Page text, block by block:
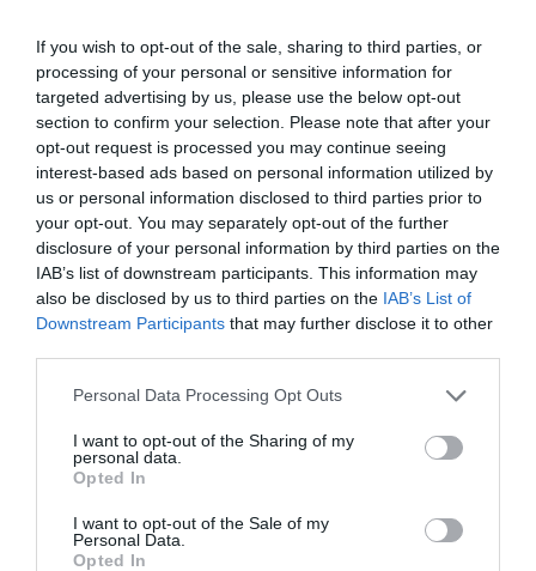
If you wish to opt-out of the sale, sharing to third parties, or
processing of your personal or sensitive information for
targeted advertising by us, please use the below opt-out
section to confirm your selection. Please note that after your
opt-out request is processed you may continue seeing
interest-based ads based on personal information utilized by
us or personal information disclosed to third parties prior to
your opt-out. You may separately opt-out of the further
disclosure of your personal information by third parties on the
IAB’s list of downstream participants. This information may
also be disclosed by us to third parties on the IAB’s List of
Downstream Participants that may further disclose it to other
Personal Data Processing Opt Outs
I want to opt-out of the Sharing of my
personal data.
Opted In
I want to opt-out of the Sale of my
Personal Data.
Opted In
Författare:Henrik
Mattsson
Jag är matskribent samt kock
med en fil. kand i
Måltidsvetenskap från
restauranghögskolan i Grythyttan. På denna sida
delar jag med mig av tusentals olika recept för alla
smaker - noviser som hemmakockar. Alla recept
har jag provlagat, skrivit och fotat så att du ska
kunna laga dem med bästa resultat hemma. Läs mer
om mig.
Tillbehör och liknande: